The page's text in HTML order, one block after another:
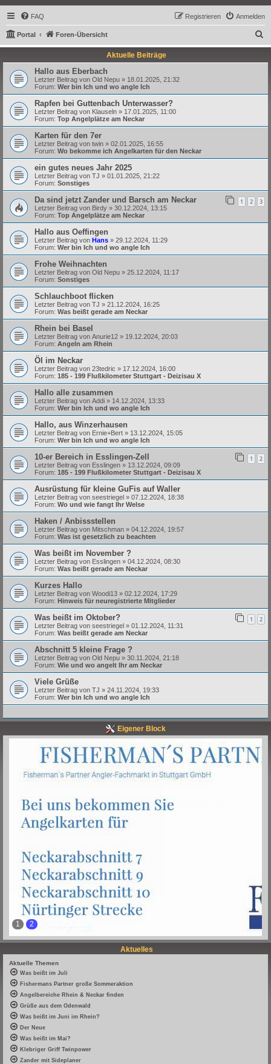
FAQ Anmelden
Registrieren
Portal Foren-Übersicht
u
c
Aktuelle Beiträge
Hallo aus Eberbach
Letzter Beitrag von Old Nepu » 18.01.2025, 21:32
Forum: Wer bin Ich und wo angle Ich
Rapfen bei Guttenbach Unterwasser?
Letzter Beitrag von Klauseln » 17.01.2025, 11:00
Forum: Top Angelplätze am Neckar
Karten für den 7er
Letzter Beitrag von twin » 02.01.2025, 16:55
Forum: Wo bekomme ich Angelkarten für den Neckar
ein gutes neues Jahr 2025
Letzter Beitrag von TJ » 01.01.2025, 21:22
Forum: Sonstiges
Da sind jetzt Zander und Barsch am Neckar 1 2 3
Letzter Beitrag von Birdy » 30.12.2024, 13:15
Forum: Top Angelplätze am Neckar
Hallo aus Oeffingen
Letzter Beitrag von Hans » 29.12.2024, 11:29
Forum: Wer bin Ich und wo angle Ich
Frohe Weihnachten
Letzter Beitrag von Old Nepu » 25.12.2024, 11:17
Forum: Sonstiges
Schlauchboot flicken
Letzter Beitrag von TJ » 21.12.2024, 16:25
Forum: Was beißt gerade am Neckar
Rhein bei Basel
Letzter Beitrag von Anurie12 » 19.12.2024, 20:03
Forum: Angeln am Rhein
Öl im Neckar
Letzter Beitrag von 23tedric » 17.12.2024, 16:00
Forum: 185 - 199 Flußkilometer Stuttgart - Deizisau X
Hallo alle zusammen
Letzter Beitrag von Addi » 14.12.2024, 13:33
Forum: Wer bin Ich und wo angle Ich
Hallo, aus Winzerhausen
Letzter Beitrag von Ernie+Bert » 13.12.2024, 15:05
Forum: Wer bin Ich und wo angle Ich
10-er Bereich in Esslingen-Zell 1 2
Letzter Beitrag von Esslingen » 13.12.2024, 09:09
Forum: 185 - 199 Flußkilometer Stuttgart - Deizisau X
Ausrüstung für kleine GuFis auf Waller
Letzter Beitrag von seestriegel » 07.12.2024, 18:38
Forum: Wo und wie fangt Ihr Welse
Haken / Anbissstellen
Letzter Beitrag von Mitschman » 04.12.2024, 19:57
Forum: Was ist gesetzlich zu beachten
Was beißt im November ?
Letzter Beitrag von Esslingen » 04.12.2024, 08:30
Forum: Was beißt gerade am Neckar
Kurzes Hallo
Letzter Beitrag von Woodi13 » 02.12.2024, 17:29
Forum: Hinweis für neuregistrierte Mitglieder
Was beißt im Oktober? 1 2
Letzter Beitrag von seestriegel » 01.12.2024, 11:31
Forum: Was beißt gerade am Neckar
Abschnitt 5 kleine Frage ?
Letzter Beitrag von Old Nepu » 30.11.2024, 21:18
Forum: Wie und wo angelt Ihr am Neckar
Viele Grüße
Letzter Beitrag von TJ » 24.11.2024, 19:33
Forum: Wer bin Ich und wo angle Ich
Eigener Block
1 2
Aktuelles
Aktuelle Themen
Was beißt im Juli
Fishermans Partner große Sommeraktion
Angelbereiche Rhein & Neckar finden
Grüße aus dem Odenwald
Was beißt im Juni im Rhein?
Der Neue
Was beißt im Mai?
Klebriger Griff Twinpower
Zander mit Sideplaner